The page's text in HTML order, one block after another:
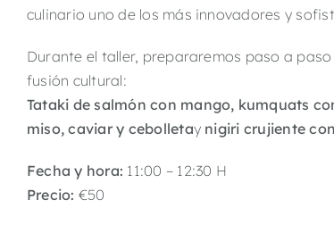
culinario uno de los más innovadores y
Durante el taller, prepararemos paso a
fusión cultural:
Tataki de salmón con mango, kumquats
miso, caviar y cebolletay nigiri crujiente
Fecha y hora: 11:00 – 12:30 H
Precio: €50